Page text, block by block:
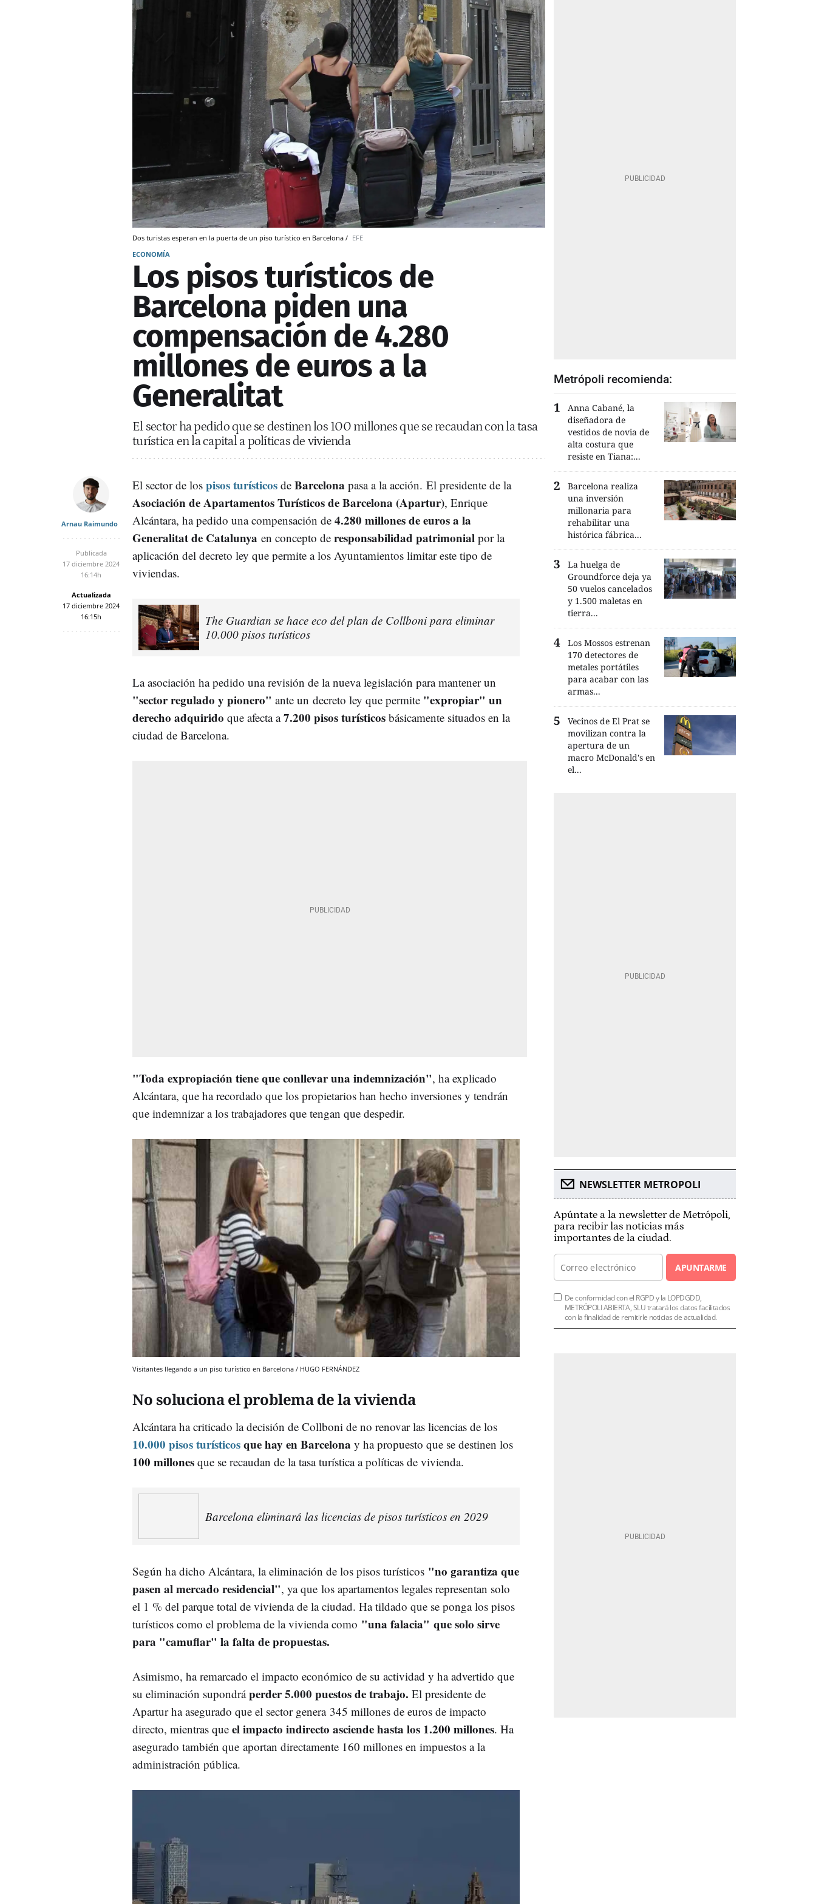
Dos turistas esperan en la puerta de un piso turístico en Barcelona / EFE
ECONOMÍA
Los pisos turísticos de
Barcelona piden una
compensación de 4.280
millones de euros a la
Generalitat
El sector ha pedido que se destinen los 100 millones que se recaudan con la tasa
turística en la capital a políticas de vivienda
Arnau Raimundo
Publicada
17 diciembre 2024
16:14h
Actualizada
17 diciembre 2024
16:15h
El sector de los pisos turísticos de Barcelona pasa a la acción. El presidente de la
Asociación de Apartamentos Turísticos de Barcelona (Apartur), Enrique
Alcántara, ha pedido una compensación de 4.280 millones de euros a la
Generalitat de Catalunya en concepto de responsabilidad patrimonial por la
aplicación del decreto ley que permite a los Ayuntamientos limitar este tipo de
viviendas.
The Guardian se hace eco del plan de Collboni para eliminar
10.000 pisos turísticos
La asociación ha pedido una revisión de la nueva legislación para mantener un
"sector regulado y pionero" ante un decreto ley que permite "expropiar" un
derecho adquirido que afecta a7.200 pisos turísticos básicamente situados en la
ciudad de Barcelona.
"Toda expropiación tiene que conllevar una indemnización", ha explicado
Alcántara, que ha recordado que los propietarios han hecho inversiones y tendrán
que indemnizar a los trabajadores que tengan que despedir.
Visitantes llegando a un piso turístico en Barcelona / HUGO FERNÁNDEZ
No soluciona el problema de la vivienda
Alcántara ha criticado la decisión de Collboni de no renovar las licencias de los
10.000 pisos turísticosque hay en Barcelona y ha propuesto que se destinen los
100 millones que se recaudan de la tasa turística a políticas de vivienda.
Barcelona eliminará las licencias de pisos turísticos en 2029
Según ha dicho Alcántara, la eliminación de los pisos turísticos "no garantiza que
pasen al mercado residencial", ya que los apartamentos legales representan solo
el 1 % del parque total de vivienda de la ciudad. Ha tildado que se ponga los pisos
turísticos como el problema de la vivienda como "una falacia" que solo sirve
para "camuflar" la falta de propuestas.
Asimismo, ha remarcado el impacto económico de su actividad y ha advertido que
su eliminación supondráperder 5.000 puestos de trabajo. El presidente de
Apartur ha asegurado que el sector genera 345 millones de euros de impacto
directo, mientras que el impacto indirecto asciende hasta los 1.200 millones. Ha
asegurado también que aportan directamente 160 millones en impuestos a la
administración pública.
Metrópoli recomienda:
Anna Cabané, la
diseñadora de
vestidos de novia de
alta costura que
resiste en Tiana:...
Barcelona realiza
una inversión
millonaria para
rehabilitar una
histórica fábrica...
La huelga de
Groundforce deja ya
50 vuelos cancelados
y 1.500 maletas en
tierra...
Los Mossos estrenan
170 detectores de
metales portátiles
para acabar con las
armas...
Vecinos de El Prat se
movilizan contra la
apertura de un
macro McDonald's en
el...
NEWSLETTER METROPOLI
Apúntate a la newsletter de Metrópoli,
para recibir las noticias más
importantes de la ciudad.
APUNTARME
De conformidad con el RGPD y la LOPDGDD,
METRÓPOLI ABIERTA, SLU tratará los datos facilitados
con la finalidad de remitirle noticias de actualidad.